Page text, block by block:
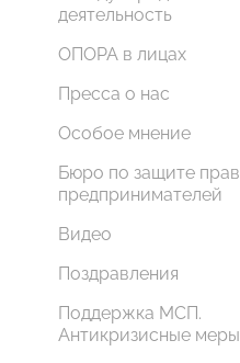
деятельность
ОПОРА в лицах
Пресса о нас
Особое мнение
Бюро по защите прав
предпринимателей
Видео
Поздравления
Поддержка МСП.
Антикризисные меры